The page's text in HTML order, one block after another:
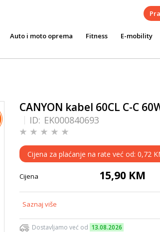
Auto i moto oprema Fitness E-mobility
CANYON kabel 60CL C-C
ID: EK000840693
Cijena za plaćanje na rate već od: 0,72
Cijena 15,90 KM
Saznaj više
Dostavljamo već od 13.08.2026